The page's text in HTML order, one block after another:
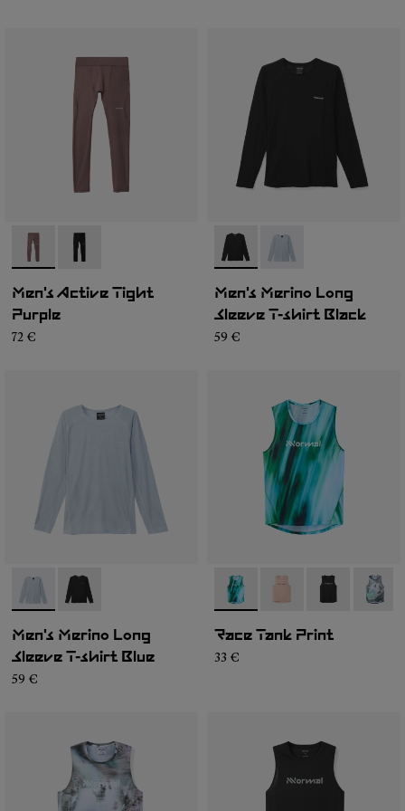
- N2CMAT1-002- N2CMAT1-001
Men's Active Tight
Purple
72 €
- N2CMML1-001- N2CMML1-002
Men's Merino Long
Sleeve T-shirt Black
59 €
- N2CMML1-002
- N2CMML1-001
Men's Merino Long
Sleeve T-shirt Blue
59 €
- N1CMRT2-002
- N1CMRT2-006
- N1CMRT2-
-
Race Tank Print
33 €